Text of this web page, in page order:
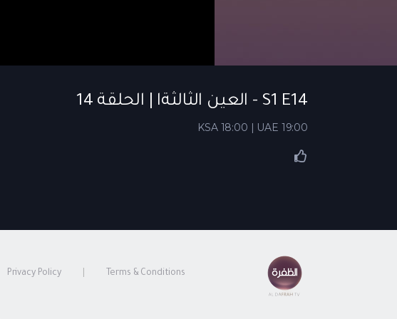
S1 E14 - العين الثالثةا | الحلقة 14
KSA 18:00 | UAE 19:00
Terms & Conditions
Privacy Policy